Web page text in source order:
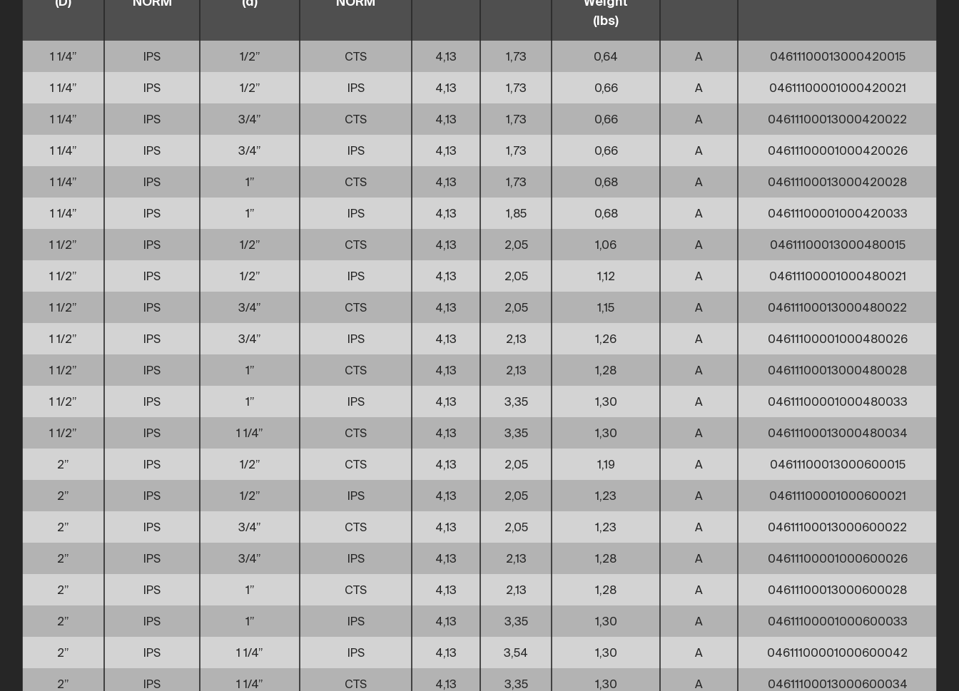
(lbs)
1 1/4” IPS 1/2” CTS 4,13 1,73 0,64 A 04611100013000420015
1 1/4” IPS 1/2” IPS 4,13 1,73 0,66 A 04611100001000420021
1 1/4” IPS 3/4” CTS 4,13 1,73 0,66 A 04611100013000420022
1 1/4” IPS 3/4” IPS 4,13 1,73 0,66 A 04611100001000420026
1 1/4” IPS 1” CTS 4,13 1,73 0,68 A 04611100013000420028
1 1/4” IPS 1” IPS 4,13 1,85 0,68 A 04611100001000420033
1 1/2” IPS 1/2” CTS 4,13 2,05 1,06 A 04611100013000480015
1 1/2” IPS 1/2” IPS 4,13 2,05 1,12 A 04611100001000480021
1 1/2” IPS 3/4” CTS 4,13 2,05 1,15 A 04611100013000480022
1 1/2” IPS 3/4” IPS 4,13 2,13 1,26 A 04611100001000480026
1 1/2” IPS 1” CTS 4,13 2,13 1,28 A 04611100013000480028
1 1/2” IPS 1” IPS 4,13 3,35 1,30 A 04611100001000480033
1 1/2” IPS 1 1/4” CTS 4,13 3,35 1,30 A 04611100013000480034
2” IPS 1/2” CTS 4,13 2,05 1,19 A 04611100013000600015
2” IPS 1/2” IPS 4,13 2,05 1,23 A 04611100001000600021
2” IPS 3/4” CTS 4,13 2,05 1,23 A 04611100013000600022
2” IPS 3/4” IPS 4,13 2,13 1,28 A 04611100001000600026
2” IPS 1” CTS 4,13 2,13 1,28 A 04611100013000600028
2” IPS 1” IPS 4,13 3,35 1,30 A 04611100001000600033
2” IPS 1 1/4” IPS 4,13 3,54 1,30 A 04611100001000600042
2” IPS 1 1/4” CTS 4,13 3,35 1,30 A 04611100013000600034